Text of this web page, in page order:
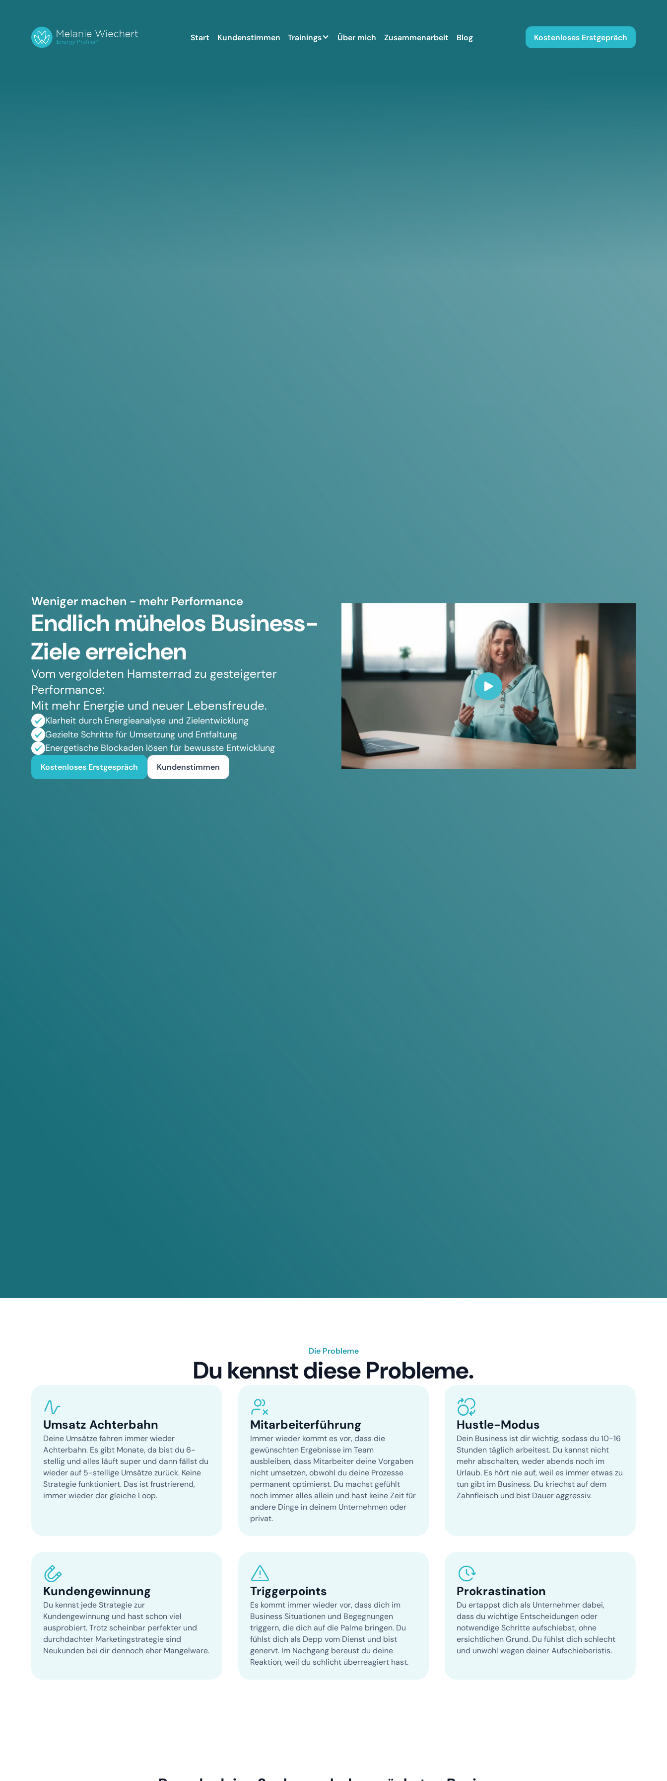
Start Kundenstimmen Trainings Über mich Zusammenarbeit Blog Kostenloses Erstgepräch
Weniger machen - mehr Performance
Endlich mühelos Business-
Ziele erreichen
Vom vergoldeten Hamsterrad zu gesteigerter
Performance:
Mit mehr Energie und neuer Lebensfreude.
Klarheit durch Energieanalyse und Zielentwicklung
Gezielte Schritte für Umsetzung und Entfaltung
Energetische Blockaden lösen für bewusste Entwicklung
Kostenloses Erstgespräch Kundenstimmen
Die Probleme
Du kennst diese Probleme.
Umsatz Achterbahn
Deine Umsätze fahren immer wieder
Achterbahn. Es gibt Monate, da bist du 6-
stellig und alles läuft super und dann fällst du
wieder auf 5-stellige Umsätze zurück. Keine
Strategie funktioniert. Das ist frustrierend,
immer wieder der gleiche Loop.
Mitarbeiter­führung
Immer wieder kommt es vor, dass die
gewünschten Ergebnisse im Team
ausbleiben, dass Mitarbeiter deine Vorgaben
nicht umsetzen, obwohl du deine Prozesse
permanent optimierst. Du machst gefühlt
noch immer alles allein und hast keine Zeit für
andere Dinge in deinem Unternehmen oder
privat.
Hustle-Modus
Dein Business ist dir wichtig, sodass du 10-16
Stunden täglich arbeitest. Du kannst nicht
mehr abschalten, weder abends noch im
Urlaub. Es hört nie auf, weil es immer etwas zu
tun gibt im Business. Du kriechst auf dem
Zahnfleisch und bist Dauer aggressiv.
Kunden­gewinnung
Du kennst jede Strategie zur
Kundengewinnung und hast schon viel
ausprobiert. Trotz scheinbar perfekter und
durchdachter Marketingstrategie sind
Neukunden bei dir dennoch eher Mangelware.
Triggerpoints
Es kommt immer wieder vor, dass dich im
Business Situationen und Begegnungen
triggern, die dich auf die Palme bringen. Du
fühlst dich als Depp vom Dienst und bist
genervt. Im Nachgang bereust du deine
Reaktion, weil du schlicht überreagiert hast.
Prokrastination
Du ertappst dich als Unternehmer dabei,
dass du wichtige Entscheidungen oder
notwendige Schritte aufschiebst, ohne
ersichtlichen Grund. Du fühlst dich schlecht
und unwohl wegen deiner Aufschieberistis.